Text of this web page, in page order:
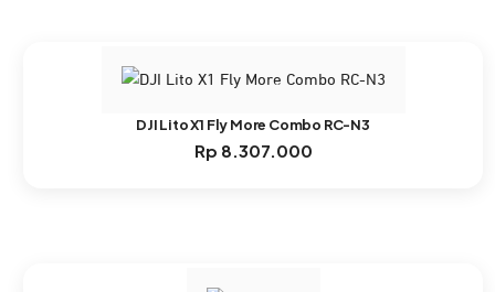
DJI Lito X1 Fly More Combo RC-N3
Rp 8.307.000